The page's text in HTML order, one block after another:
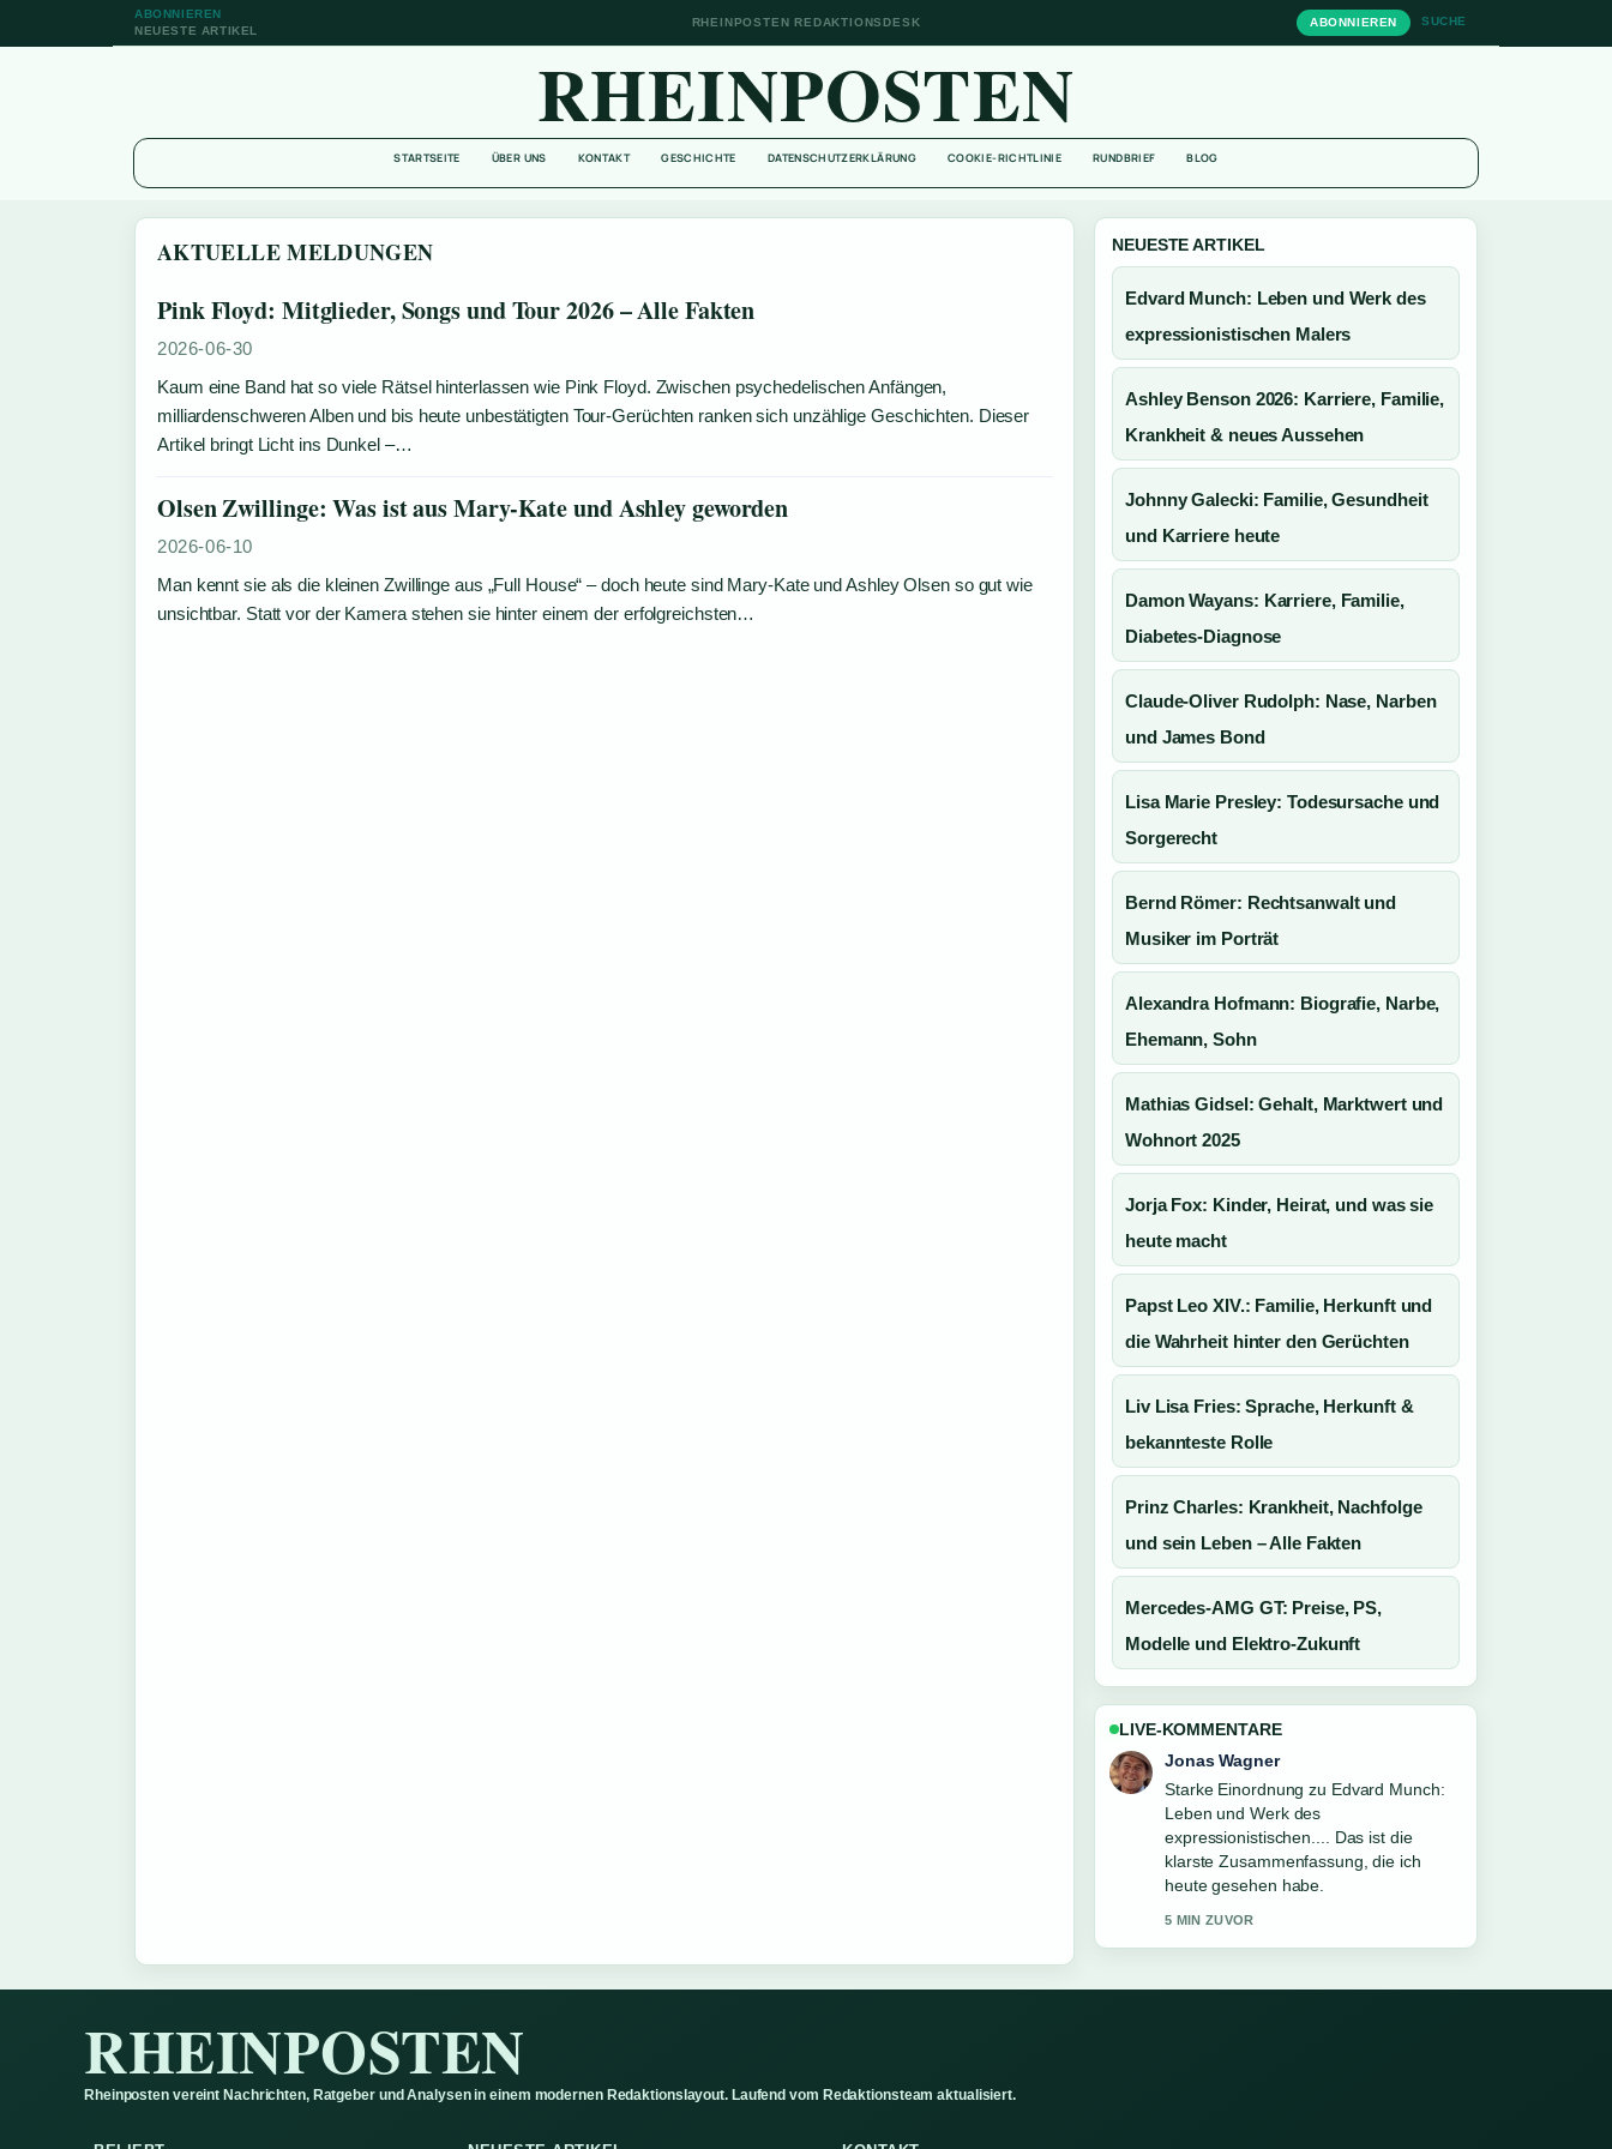
ABONNIEREN
NEUESTE ARTIKEL
RHEINPOSTEN REDAKTIONSDESK ABONNIEREN SUCHE
RHEINPOSTEN
STARTSEITE ÜBER UNS KONTAKT GESCHICHTE DATENSCHUTZERKLÄRUNG COOKIE-RICHTLINIE RUNDBRIEF BLOG
AKTUELLE MELDUNGEN
Pink Floyd: Mitglieder, Songs und Tour 2026 – Alle Fakten
2026-06-30
Kaum eine Band hat so viele Rätsel hinterlassen wie Pink Floyd. Zwischen psychedelischen Anfängen,
milliardenschweren Alben und bis heute unbestätigten Tour-Gerüchten ranken sich unzählige Geschichten. Dieser
Artikel bringt Licht ins Dunkel –…
Olsen Zwillinge: Was ist aus Mary-Kate und Ashley geworden
2026-06-10
Man kennt sie als die kleinen Zwillinge aus „Full House“ – doch heute sind Mary-Kate und Ashley Olsen so gut wie
unsichtbar. Statt vor der Kamera stehen sie hinter einem der erfolgreichsten…
NEUESTE ARTIKEL
Edvard Munch: Leben und Werk des
expressionistischen Malers
Ashley Benson 2026: Karriere, Familie,
Krankheit & neues Aussehen
Johnny Galecki: Familie, Gesundheit
und Karriere heute
Damon Wayans: Karriere, Familie,
Diabetes-Diagnose
Claude-Oliver Rudolph: Nase, Narben
und James Bond
Lisa Marie Presley: Todesursache und
Sorgerecht
Bernd Römer: Rechtsanwalt und
Musiker im Porträt
Alexandra Hofmann: Biografie, Narbe,
Ehemann, Sohn
Mathias Gidsel: Gehalt, Marktwert und
Wohnort 2025
Jorja Fox: Kinder, Heirat, und was sie
heute macht
Papst Leo XIV.: Familie, Herkunft und
die Wahrheit hinter den Gerüchten
Liv Lisa Fries: Sprache, Herkunft &
bekannteste Rolle
Prinz Charles: Krankheit, Nachfolge
und sein Leben – Alle Fakten
Mercedes-AMG GT: Preise, PS,
Modelle und Elektro-Zukunft
LIVE-KOMMENTARE
Jonas Wagner
Starke Einordnung zu Edvard Munch:
Leben und Werk des
expressionistischen.... Das ist die
klarste Zusammenfassung, die ich
heute gesehen habe.
5 MIN ZUVOR
RHEINPOSTEN
Rheinposten vereint Nachrichten, Ratgeber und Analysen in einem modernen Redaktionslayout. Laufend vom Redaktionsteam aktualisiert.